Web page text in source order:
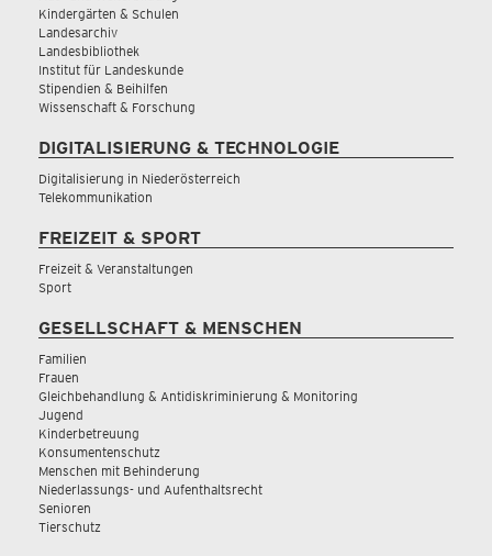
Kindergärten & Schulen
Landesarchiv
Landesbibliothek
Institut für Landeskunde
Stipendien & Beihilfen
Wissenschaft & Forschung
DIGITALISIERUNG & TECHNOLOGIE
Digitalisierung in Niederösterreich
Telekommunikation
FREIZEIT & SPORT
Freizeit & Veranstaltungen
Sport
GESELLSCHAFT & MENSCHEN
Familien
Frauen
Gleichbehandlung & Antidiskriminierung & Monitoring
Jugend
Kinderbetreuung
Konsumentenschutz
Menschen mit Behinderung
Niederlassungs- und Aufenthaltsrecht
Senioren
Tierschutz